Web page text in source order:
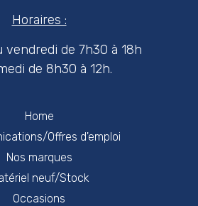
Home
Offres d'emploi
Nos marques
neuf/Stock
Occasions
Horaires :
vendredi de 7h30 à 18h
de 8h30 à 12h.